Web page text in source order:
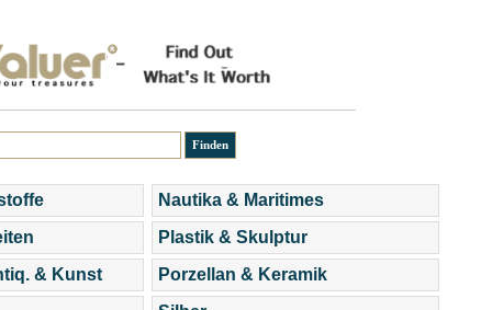
& Kunst
Nautika & Maritimes
Plastik & Skulptur
Porzellan & Keramik